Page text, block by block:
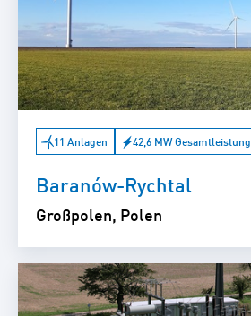
11 Anlagen 42,6 MW Gesamtleistung
Baranów-Rychtal
Großpolen, Polen